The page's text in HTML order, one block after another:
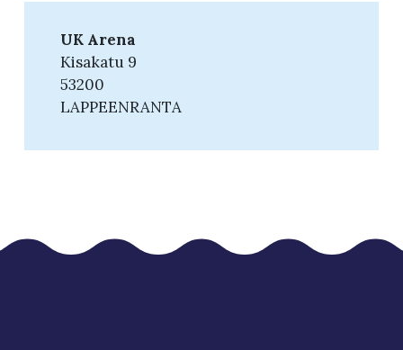
UK Arena
Kisakatu 9
53200
LAPPEENRANTA